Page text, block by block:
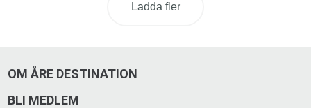
Ladda fler
OM ÅRE DESTINATION
BLI MEDLEM